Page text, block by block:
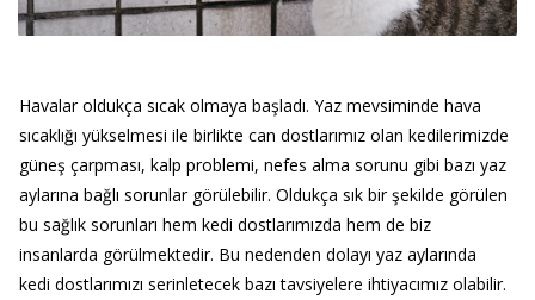
Havalar oldukça sıcak olmaya başladı. Yaz mevsiminde hava
sıcaklığı yükselmesi ile birlikte can dostlarımız olan kedilerimizde
güneş çarpması, kalp problemi, nefes alma sorunu gibi bazı yaz
aylarına bağlı sorunlar görülebilir. Oldukça sık bir şekilde görülen
bu sağlık sorunları hem kedi dostlarımızda hem de biz
insanlarda görülmektedir. Bu nedenden dolayı yaz aylarında
kedi dostlarımızı serinletecek bazı tavsiyelere ihtiyacımız olabilir.